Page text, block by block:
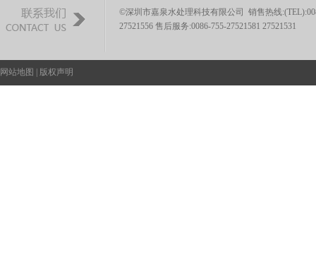
©深圳市嘉泉水处理科技有限公司 销售热线
27521556 售后服务:0086-755-27521581 27521531
网站地图 版权声明